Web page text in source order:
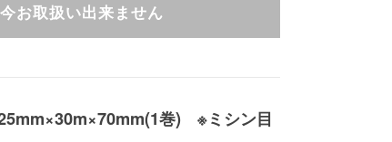
お取扱い出来ません
巻) ※ミシン目